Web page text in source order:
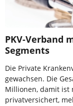
PKV-Verband
Segments
Die Private
gewachsen. Die
Millionen, damit ist
privatversichert,